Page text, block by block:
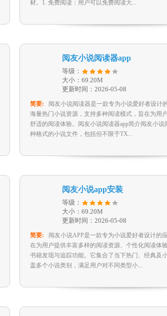
材。1. 免费阅读：用户可以免费阅读大...
阅友小说阅读器app
等级：
大小：69.20M
更新时间：2026-05-08
简要:
阅友小说阅读器是一款专为小说爱好者设计
海量热门小说资源，支持多种阅读模式，旨在为用户
舒适的阅读体验。阅友小说阅读器app简介阅友小说
种格式的小说文件，包括但不限于TX...
阅友小说app安装
等级：
大小：69.20M
更新时间：2026-05-08
简要:
阅友小说APP是一款专为小说爱好者设计的
在为用户提供丰富多样的阅读资源、个性化阅读体
书籍发现与追踪功能。它集合了当下热门、经典及
盖多个小说类别，满足用户对不同类型小...